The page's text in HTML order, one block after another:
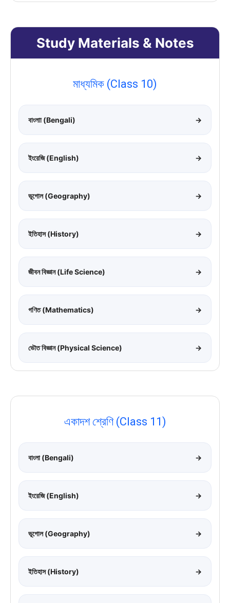
Study Materials & Notes
মাধ্যমিক (Class 10)
বাংলাা (Bengali) →
ইংরেজি (English) →
ভূগোল (Geography) →
ইতিহাস (History) →
জীবন বিজ্ঞান (Life Science) →
গণিত (Mathematics) →
ভৌত বিজ্ঞান (Physical Science) →
একাদশ শ্রেণি (Class 11)
বাংলা (Bengali) →
ইংরেজি (English) →
ভূগোল (Geography) →
ইতিহাস (History) →